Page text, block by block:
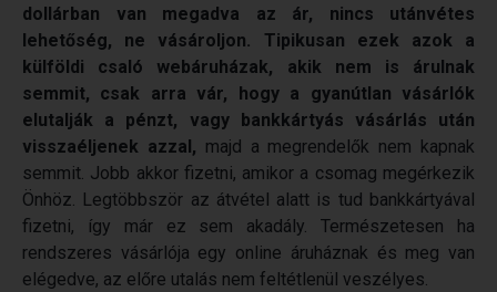
dollárban van megadva az ár, nincs utánvétes
lehetőség, ne vásároljon.
Tipikusan ezek azok a
külföldi csaló webáruházak, akik nem is árulnak
semmit, csak arra vár, hogy a gyanútlan vásárlók
elutalják a pénzt, vagy bankkártyás vásárlás után
visszaéljenek azzal, majd a megrendelők nem kapnak
semmit. Jobb akkor fizetni, amikor a csomag megérkezik
Önhöz. Legtöbbször az átvétel alatt is tud bankkártyával
fizetni, így már ez sem akadály. Természetesen ha
rendszeres vásárlója egy online áruháznak és meg van
elégedve, az előre utalás nem feltétlenül veszélyes.